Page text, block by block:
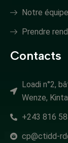
Notre équipe
Prendre
Contacts
Loadi n°2,
Wenze,
+243 816
cp@ctidd-